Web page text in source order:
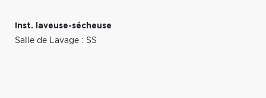
Inst. laveuse-sécheuse
Salle de Lavage : SS